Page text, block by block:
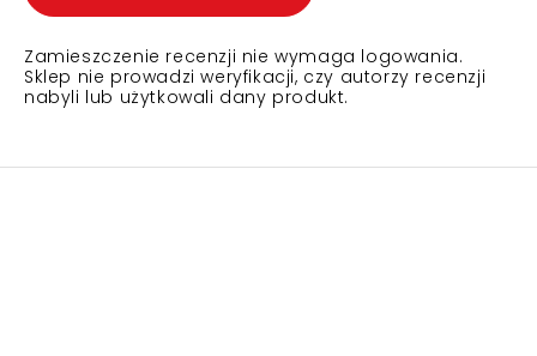
Zamieszczenie recenzji nie wymaga logowania.
Sklep nie prowadzi weryfikacji, czy autorzy recenzji
nabyli lub użytkowali dany produkt.